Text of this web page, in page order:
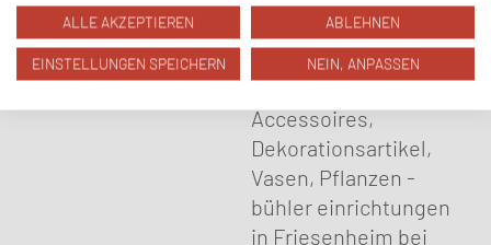
ALLE AKZEPTIEREN ABLEHNEN
EINSTELLUNGEN SPEICHERN NEIN, ANPASSEN